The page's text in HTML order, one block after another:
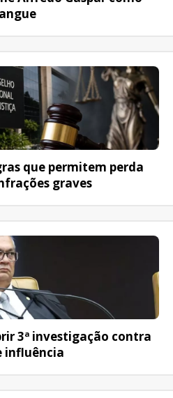
que permitem perda
graves
3ª investigação contra
influência